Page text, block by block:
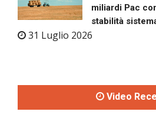
miliardi Pac
stabilità
31 Luglio 2026
Video